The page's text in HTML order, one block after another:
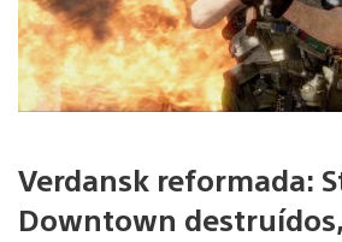
Verdansk reformada:
Downtown